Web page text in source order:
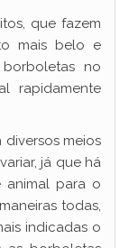
que fazem
mais belo e
no
rapidamente
diversos meios
já que há
animal para o
todas,
indicadas o